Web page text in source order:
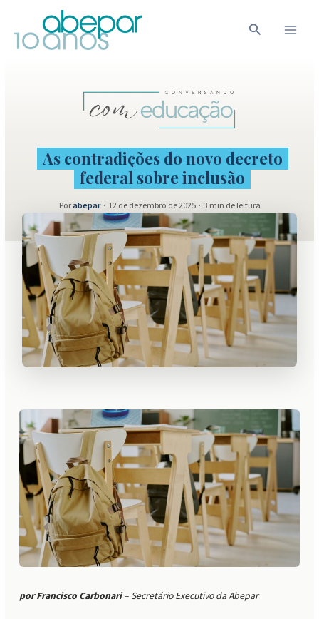
Pesquisar
As contradições do novo decreto
federal sobre inclusão
Porabepar · 12 de dezembro de 2025 · 3 min de leitura
por Francisco Carbonari– Secretário Executivo da Abepar